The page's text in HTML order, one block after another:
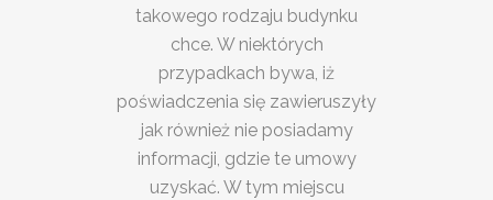
takowego rodzaju budynku
chce. W niektórych
przypadkach bywa, iż
poświadczenia się zawieruszyły
jak również nie posiadamy
informacji, gdzie te umowy
uzyskać. W tym miejscu